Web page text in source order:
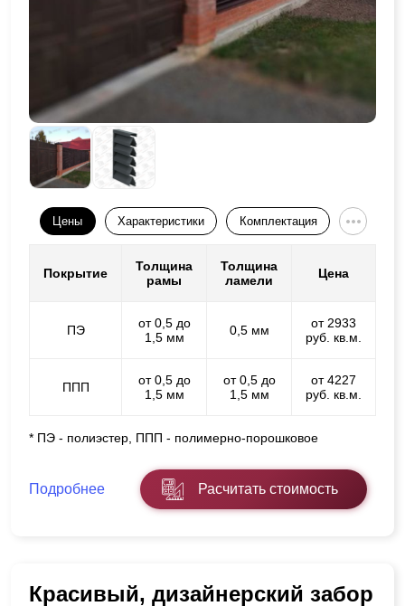
Цены Характеристики Комплектация
Покрытие
Толщина
рамы
Толщина
ламели
Цена
ПЭ
от 0,5 до
1,5 мм
0,5 мм
от 2933
руб. кв.м.
ППП
от 0,5 до
1,5 мм
от 0,5 до
1,5 мм
от 4227
руб. кв.м.
* ПЭ - полиэстер, ППП - полимерно-порошковое
Подробнее Расчитать стоимость
Красивый, дизайнерский забор